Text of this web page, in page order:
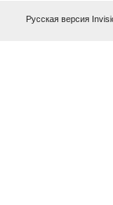
Русская версия